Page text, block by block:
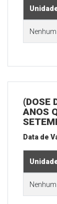
(DOSE
ANOS
Data de